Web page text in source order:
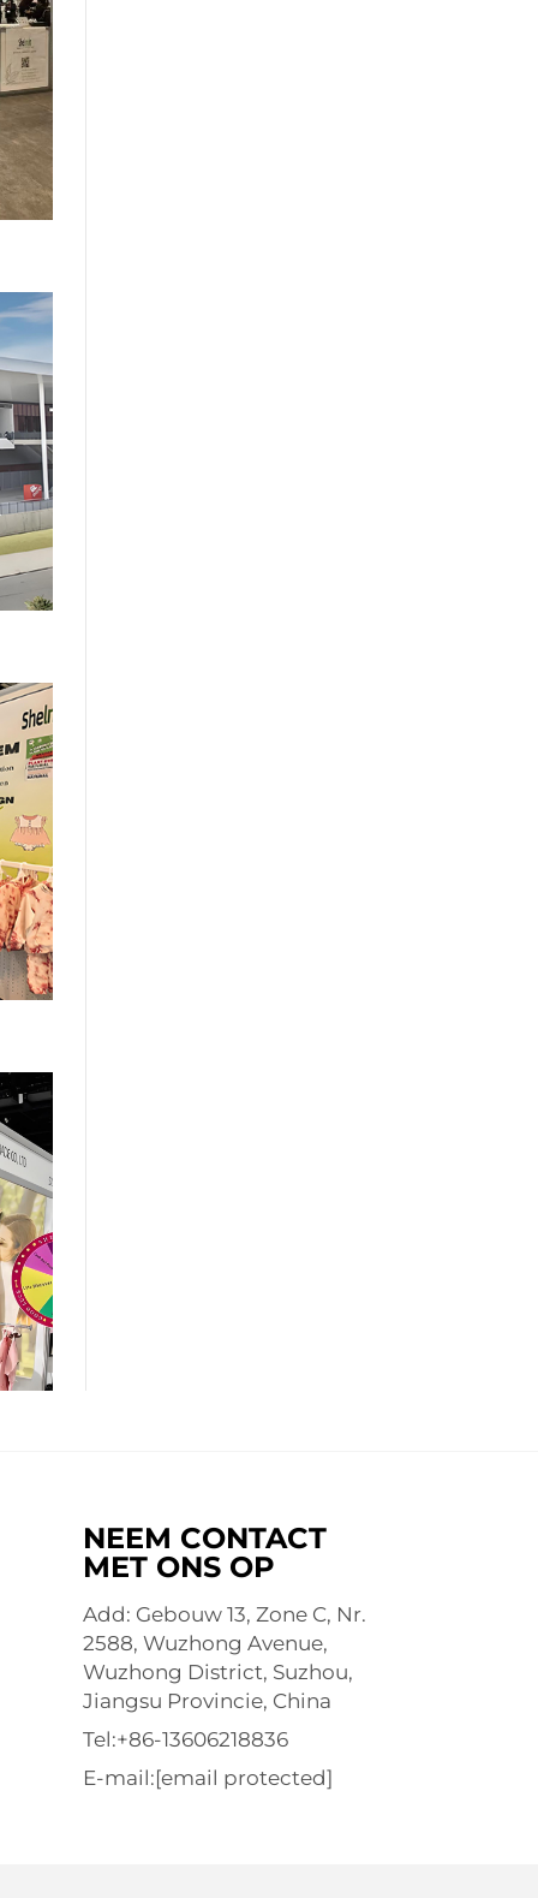
NEEM CONTACT
MET ONS OP
Add: Gebouw 13, Zone C, Nr.
2588, Wuzhong Avenue,
Wuzhong District, Suzhou,
Jiangsu Provincie, China
Tel:+86-13606218836
E-mail:[email protected]